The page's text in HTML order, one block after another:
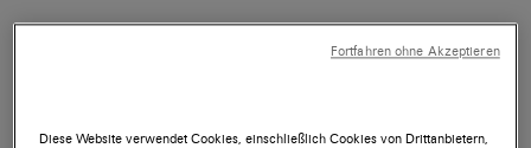
Diese Website verwendet Cookies, einschließlich Cookies von Drittanbietern,
Fortfahren ohne Akzeptieren